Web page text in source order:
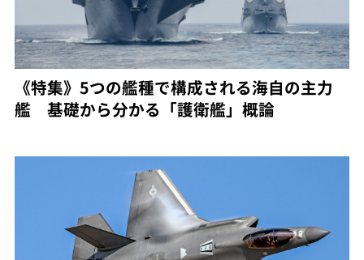
《特集》5つの艦種で構成される海自の主力
艦 基礎から分かる「護衛艦」概論